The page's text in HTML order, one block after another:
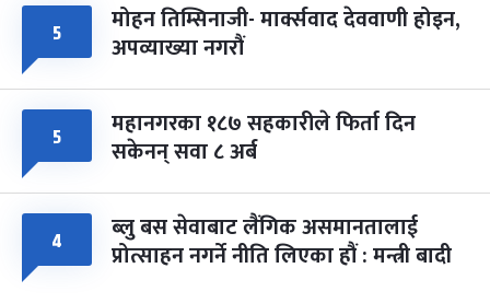
५ मोहन तिम्सिनाजी- मार्क्सवाद देववाणी होइन,
अपव्याख्या नगरौं
५ महानगरका १८७ सहकारीले फिर्ता दिन
सकेनन् सवा ८ अर्ब
४ ब्लु बस सेवाबाट लैंगिक असमानतालाई
प्रोत्साहन नगर्ने नीति लिएका हौं : मन्त्री बादी